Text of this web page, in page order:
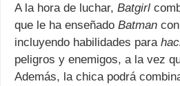
A la hora de luchar, Batgirl
que le ha enseñado Batman
incluyendo habilidades para
peligros y enemigos, a la vez
Además, la chica podrá